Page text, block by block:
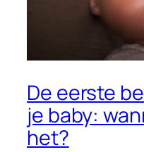
De eerste
je baby:
het?